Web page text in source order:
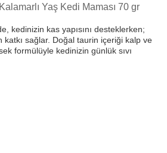
Yaş Kedi Maması 70 gr
kedinizin kas yapısını desteklerken;
katkı sağlar. Doğal taurin içeriği kalp ve
formülüyle kedinizin günlük sıvı